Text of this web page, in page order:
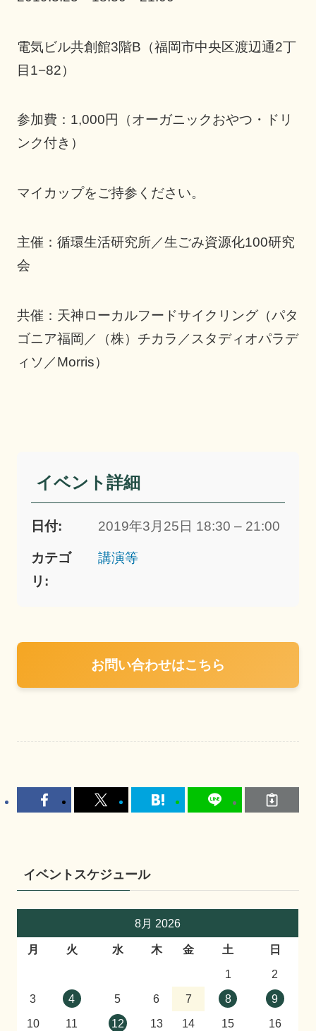
電気ビル共創館3階B（福岡市中央区渡辺通2丁
目1−82）
参加費：1,000円（オーガニックおやつ・ドリ
ンク付き）
マイカップをご持参ください。
主催：循環生活研究所／生ごみ資源化100研究
会
共催：天神ローカルフードサイクリング（パタ
ゴニア福岡／（株）チカラ／スタディオパラデ
ィソ／Morris）
イベント詳細
日付: 2019年3月25日 18:30 – 21:00
カテゴ
リ:
講演等
お問い合わせはこちら
イベントスケジュール
8月 2026
月 火 水 木 金 土
日
1
2
3
4 5 6 7 8
9
10
11 12 13 14 15
16